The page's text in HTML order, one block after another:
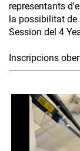
representants
la possibilitat de
Session del 4
Inscripcions